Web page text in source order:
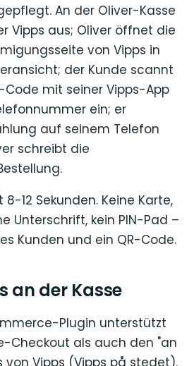
An der Oliver-Kasse
Vipps aus; Oliver öffnet die
von Vipps in
der Kunde scannt
mit seiner Vipps-App
ein; er
auf seinem Telefon
schreibt die
12 Sekunden. Keine Karte,
Unterschrift, kein PIN-Pad –
Kunden und ein QR-Code.
an der Kasse
Plugin unterstützt
Checkout als auch den "an
von Vipps (Vipps på stedet).